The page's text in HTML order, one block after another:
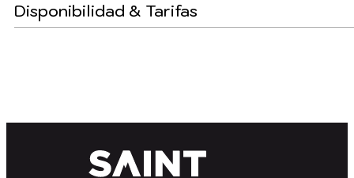
Disponibilidad & Tarifas